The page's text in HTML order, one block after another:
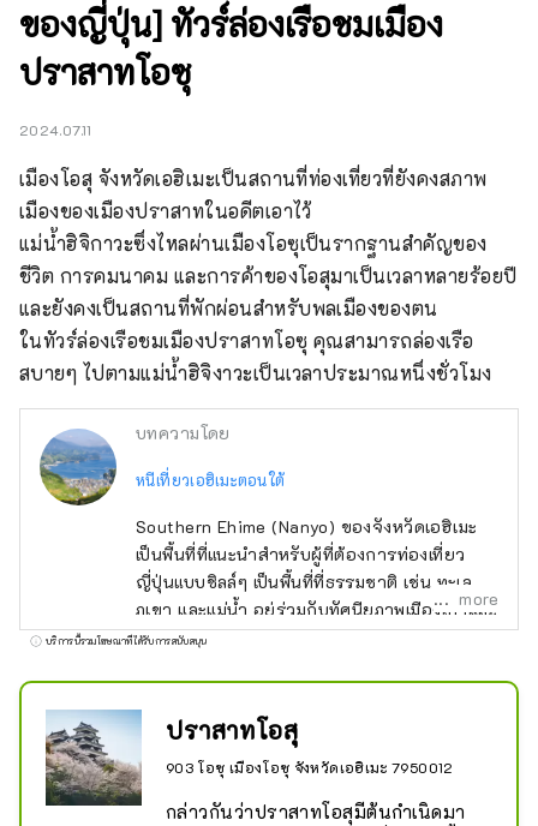
ของญี่ปุ่น] ทัวร์ล่องเรือชมเมือง
ปราสาทโอซุ
2024.07.11
เมืองโอสุ จังหวัดเอฮิเมะเป็นสถานที่ท่องเที่ยวที่ยังคงสภาพ
เมืองของเมืองปราสาทในอดีตเอาไว้
แม่น้ำฮิจิกาวะซึ่งไหลผ่านเมืองโอซุเป็นรากฐานสำคัญของ
ชีวิต การคมนาคม และการค้าของโอสุมาเป็นเวลาหลายร้อยปี
และยังคงเป็นสถานที่พักผ่อนสำหรับพลเมืองของตน
ในทัวร์ล่องเรือชมเมืองปราสาทโอซุ คุณสามารถล่องเรือ
สบายๆ ไปตามแม่น้ำฮิจิงาวะเป็นเวลาประมาณหนึ่งชั่วโมง
บทความโดย
หนีเที่ยวเอฮิเมะตอนใต้
Southern Ehime (Nanyo) ของจังหวัดเอฮิเมะ
เป็นพื้นที่ที่แนะนำสำหรับผู้ที่ต้องการท่องเที่ยว
ญี่ปุ่นแบบชิลล์ๆ เป็นพื้นที่ที่ธรรมชาติ เช่น ทะเล
ภูเขา และแม่น้ำ อยู่ร่วมกับทัศนียภาพเมืองเก่าและ
มรดกทางประวัติศาสตร์ นอกจากนี้ยังมีกิจกรรม
สัปดาห์ขึ้นไป โปรดเพลิดเพลินไปกับการท่องเที่ยว
อย่างผ่อนคลายในภูมิภาคนันโยของจังหวัดเอฮิ
เมะ
more
บริการนี้รวมโฆษณาที่ได้รับการสนับสนุน
ปราสาทโอสุ
903 โอซุ เมืองโอซุ จังหวัดเอฮิเมะ 7950012
กล่าวกันว่าปราสาทโอสุมีต้นกำเนิดมา